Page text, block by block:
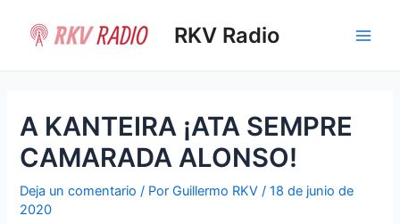
contenido
RKV Radio
A KANTEIRA ¡ATA SEMPRE
CAMARADA ALONSO!
Deja un comentario / PorGuillermo RKV/18 de junio de
2020